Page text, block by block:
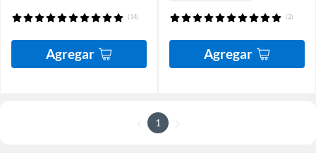
(14)
Agregar
(2)
Agregar
1